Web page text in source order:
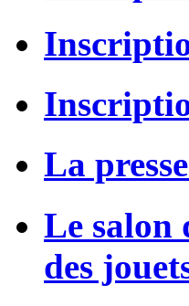
La
Le salon
des